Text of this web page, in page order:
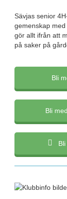
Sävjas senior
gemenskap
gör allt ifrån att
på saker på
Bli
Bli